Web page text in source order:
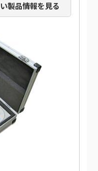
製品情報を見る